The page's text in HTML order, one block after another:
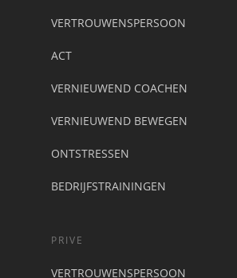
VERTROUWENSPERSOON
ACT
VERNIEUWEND COACHEN
VERNIEUWEND BEWEGEN
ONTSTRESSEN
BEDRIJFSTRAININGEN
PRIVE
VERTROUWENSPERSOON